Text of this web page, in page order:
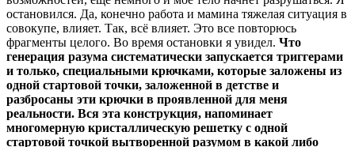
остановился. Да, конечно работа и мамина тяжелая ситуация в
совокупе, влияет. Так, всё влияет. Это все повторюсь
фрагменты целого. Во время остановки я увидел. Что
генерация разума систематически запускается триггерами
и только, специальными крючками, которые заложены из
одной стартовой точки, заложенной в детстве и
разбросаны эти крючки в проявленной для меня
реальности. Вся эта конструкция, напоминает
многомерную кристаллическую решетку с одной
стартовой точкой вытворенной разумом в какой либо